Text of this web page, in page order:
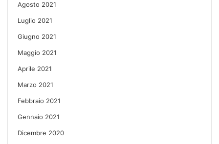
Agosto 2021
Luglio 2021
Giugno 2021
Maggio 2021
Aprile 2021
Marzo 2021
Febbraio 2021
Gennaio 2021
Dicembre 2020